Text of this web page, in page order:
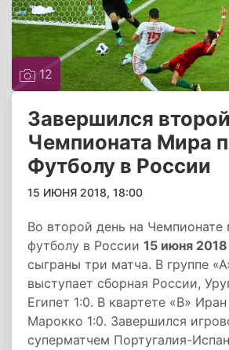
12
Завершился
Чемпионата Мира
Футболу в России
15 ИЮНЯ 2018, 18:00
Во второй день на Чемпионате
футболу в России 15 июня
сыграны три матча. В группе
выступает сборная России,
Египет 1:0. В квартете «В»
Марокко 1:0. Завершился
суперматчем Португалия-